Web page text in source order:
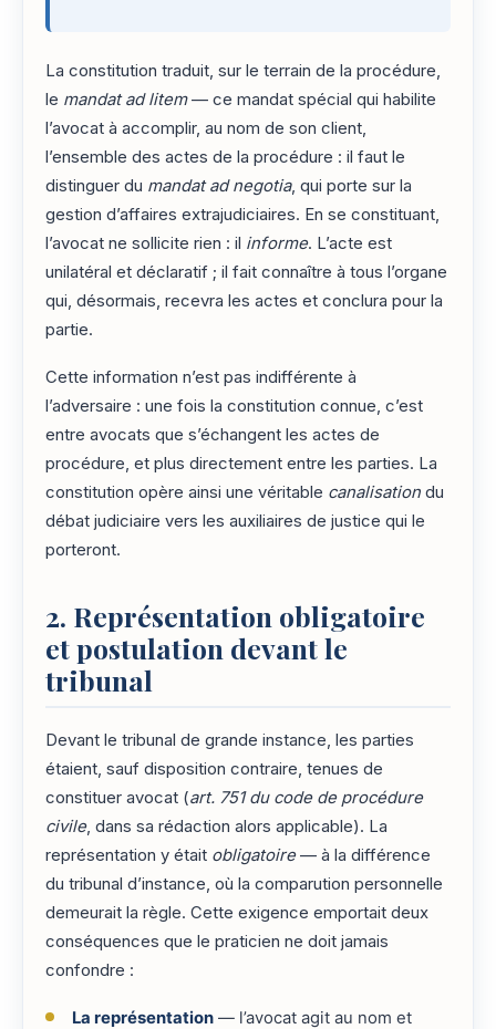
La constitution traduit, sur le terrain de la procédure,
le mandat ad litem— ce mandat spécial qui habilite
l’avocat à accomplir, au nom de son client,
l’ensemble des actes de la procédure : il faut le
distinguer du mandat ad negotia, qui porte sur la
gestion d’affaires extrajudiciaires. En se constituant,
l’avocat ne sollicite rien : il informe. L’acte est
unilatéral et déclaratif ; il fait connaître à tous l’organe
qui, désormais, recevra les actes et conclura pour la
partie.
Cette information n’est pas indifférente à
l’adversaire : une fois la constitution connue, c’est
entre avocats que s’échangent les actes de
procédure, et plus directement entre les parties. La
constitution opère ainsi une véritable canalisation du
débat judiciaire vers les auxiliaires de justice qui le
porteront.
2. Représentation obligatoire
et postulation devant le
tribunal
Devant le tribunal de grande instance, les parties
étaient, sauf disposition contraire, tenues de
constituer avocat (art. 751 du code de procédure
civile, dans sa rédaction alors applicable). La
représentation y était obligatoire— à la différence
du tribunal d’instance, où la comparution personnelle
demeurait la règle. Cette exigence emportait deux
conséquences que le praticien ne doit jamais
confondre :
La représentation— l’avocat agit au nom et